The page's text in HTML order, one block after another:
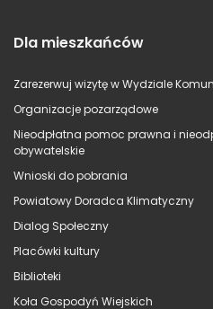
Dla mieszkańców
Zarezerwuj wizytę w Wydziale
Organizacje pozarządowe
Nieodpłatna pomoc prawna i
obywatelskie
Wnioski do pobrania
Powiatowy Doradca Klimatyczny
Dialog Społeczny
Placówki kultury
Biblioteki
Koła Gospodyń Wiejskich